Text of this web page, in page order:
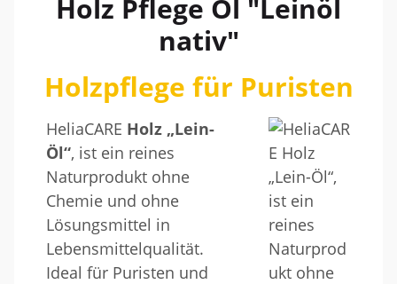
Holz Pflege Öl "Leinöl
nativ"
Holzpflege für Puristen
HeliaCARE Holz „Lein-
Öl“, ist ein reines
Naturprodukt ohne
Chemie und ohne
Lösungsmittel in
Lebensmittelqualität.
Ideal für Puristen und